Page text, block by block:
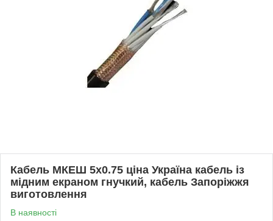
Кабель МКЕШ 5х0.75 ціна Україна кабель із
мідним екраном гнучкий, кабель Запоріжжя
виготовлення
В наявності